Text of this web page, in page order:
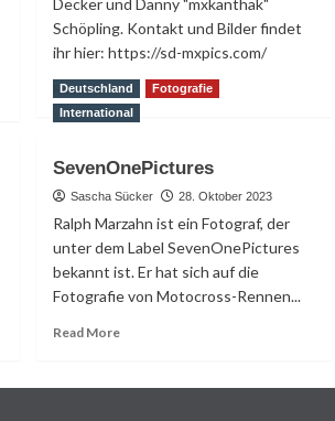
Decker und Danny "mxkanthak"
Schöpling. Kontakt und Bilder findet
ihr hier: https://sd-mxpics.com/
Read MoreRead
more
about
MXpics
Deutschland
Fotografie
International
SevenOnePictures
Sascha Sücker 28. Oktober 2023
Ralph Marzahn ist ein Fotograf, der
unter dem Label SevenOnePictures
bekannt ist. Er hat sich auf die
Fotografie von Motocross-Rennen...
Read MoreRead
SevenOnePictures